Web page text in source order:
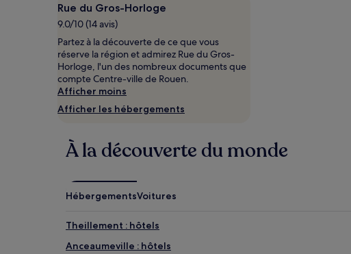
sur
la
base
d’un
séjour
d’une
nuit
pour
2 adultes.
et
la
sont
susceptibles
changer.
Des
conditions
Rue du Gros-Horloge
9.0/10 (14 avis)
Partez à la découverte de ce que vous
réserve la région et admirez Rue du Gros-
Horloge, l'un des nombreux documents que
compte Centre-ville de Rouen.
Afficher moins
Afficher les hébergements
À la découverte du monde
HébergementsVoitures
Theillement : hôtels
Anceaumeville : hôtels